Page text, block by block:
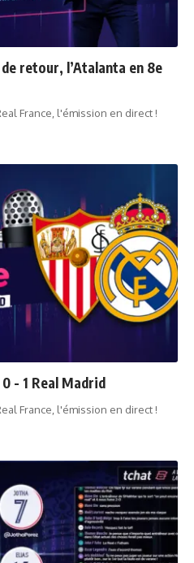
retour, l’Atalanta en 8e
France, l'émission en direct !
- 1 Real Madrid
France, l'émission en direct !